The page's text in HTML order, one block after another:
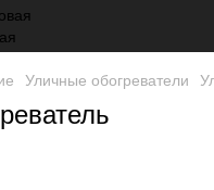
Уличные обогреватели